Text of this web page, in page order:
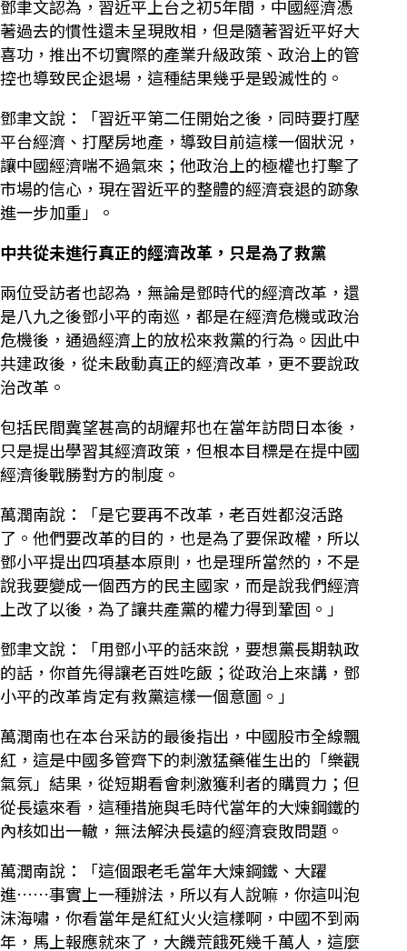
鄧聿文認為，習近平上台之初5年間，中國經濟憑
著過去的慣性還未呈現敗相，但是隨著習近平好大
喜功，推出不切實際的產業升級政策、政治上的管
控也導致民企退場，這種結果幾乎是毀滅性的。
鄧聿文說：「習近平第二任開始之後，同時要打壓
平台經濟、打壓房地產，導致目前這樣一個狀況，
讓中國經濟喘不過氣來；他政治上的極權也打擊了
市場的信心，現在習近平的整體的經濟衰退的跡象
進一步加重」。
中共從未進行真正的經濟改革，只是為了救黨
兩位受訪者也認為，無論是鄧時代的經濟改革，還
是八九之後鄧小平的南巡，都是在經濟危機或政治
危機後，通過經濟上的放松來救黨的行為。因此中
共建政後，從未啟動真正的經濟改革，更不要說政
治改革。
包括民間冀望甚高的胡耀邦也在當年訪問日本後，
只是提出學習其經濟政策，但根本目標是在提中國
經濟後戰勝對方的制度。
萬潤南說：「是它要再不改革，老百姓都沒活路
了。他們要改革的目的，也是為了要保政權，所以
鄧小平提出四項基本原則，也是理所當然的，不是
說我要變成一個西方的民主國家，而是說我們經濟
上改了以後，為了讓共產黨的權力得到鞏固。」
鄧聿文說：「用鄧小平的話來說，要想黨長期執政
的話，你首先得讓老百姓吃飯；從政治上來講，鄧
小平的改革肯定有救黨這樣一個意圖。」
萬潤南也在本台采訪的最後指出，中國股市全線飄
紅，這是中國多管齊下的刺激猛藥催生出的「樂觀
氣氛」結果，從短期看會刺激獲利者的購買力；但
從長遠來看，這種措施與毛時代當年的大煉鋼鐵的
內核如出一轍，無法解決長遠的經濟衰敗問題。
萬潤南說：「這個跟老毛當年大煉鋼鐵、大躍
進……事實上一種辦法，所以有人說嘛，你這叫泡
沫海嘯，你看當年是紅紅火火這樣啊，中國不到兩
年，馬上報應就來了，大饑荒餓死幾千萬人，這麼